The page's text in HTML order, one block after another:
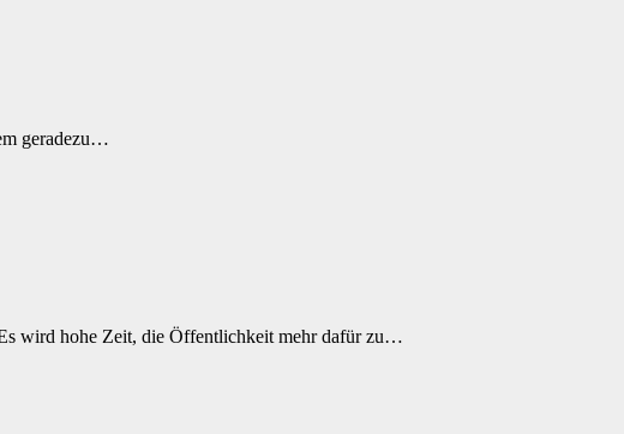
geradezu…
wird hohe Zeit, die Öffentlichkeit mehr dafür zu…